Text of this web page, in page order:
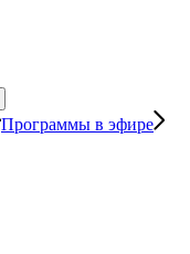
Программы в эфире